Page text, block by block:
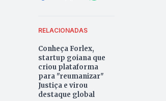
RELACIONADAS
Conheça Forlex,
startup goiana que
criou plataforma
para "reumanizar"
Justiça e virou
destaque global